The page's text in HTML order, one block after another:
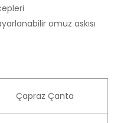
omuz askısı
Çapraz Çanta